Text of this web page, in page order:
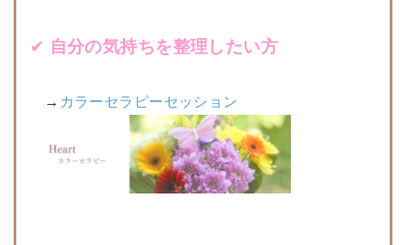
✔︎ 自分の気持ちを整理したい方
→ カラーセラピーセッション